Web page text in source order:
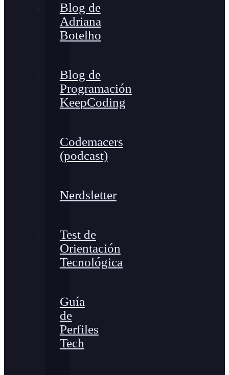
Blog de
Adriana
Botelho
Blog de
Programación
KeepCoding
Codemacers
(podcast)
Nerdsletter
Test de
Orientación
Tecnológica
Guía
de
Perfiles
Tech